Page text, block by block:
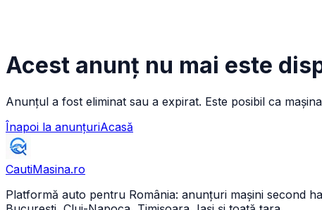
Acest anunț nu mai este
Anunțul a fost eliminat sau a expirat. Este posibil ca
Înapoi la anunțuriAcasă
CautiMasina.ro
Platformă auto pentru România: anunțuri mașini second